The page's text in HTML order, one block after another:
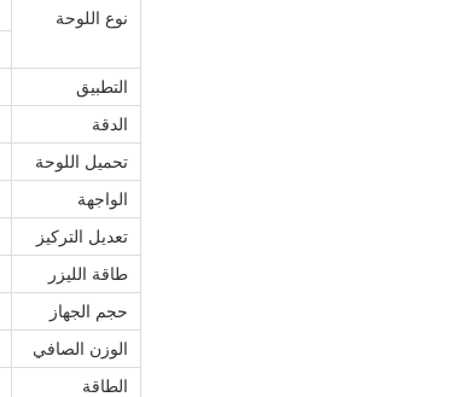
نوع اللوحة
التطبيق
الدقة
تحميل اللوحة
الواجهة
تعديل التركيز
طاقة الليزر
حجم الجهاز
الوزن الصافي
الطاقة